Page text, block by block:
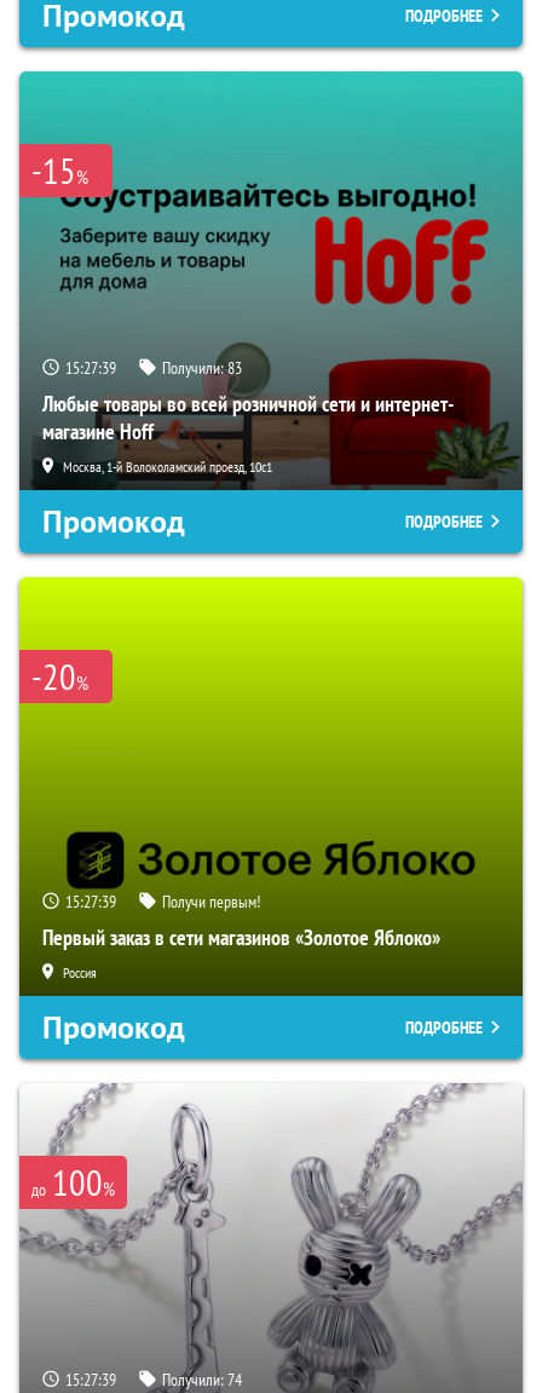
Промокод ПОДРОБНЕЕ
-15%
15:27:38 Получили:83
Любые товары во всей розничной сети и интернет-
магазине Hoff
Москва, 1-й Волоколамский проезд, 10с1
Промокод ПОДРОБНЕЕ
-20%
15:27:38 Получи первым!
Первый заказ в сети магазинов «Золотое Яблоко»
Россия
Промокод ПОДРОБНЕЕ
до 100%
15:27:38 Получили:74